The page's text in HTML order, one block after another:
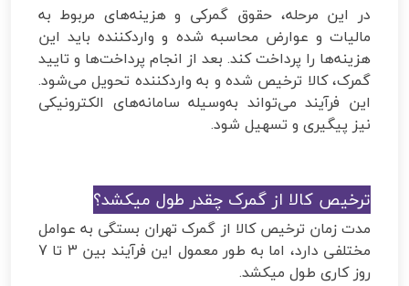
در این مرحله، حقوق گمرکی و هزینه‌های مربوط به
مالیات و عوارض محاسبه شده و واردکننده باید این
هزینه‌ها را پرداخت کند. بعد از انجام پرداخت‌ها و تایید
گمرک، کالا ترخیص شده و به واردکننده تحویل می‌شود.
این فرآیند می‌تواند به‌وسیله سامانه‌های الکترونیکی
نیز پیگیری و تسهیل شود.
ترخیص کالا از گمرک چقدر طول میکشد؟
مدت زمان ترخیص کالا از گمرک تهران بستگی به عوامل
مختلفی دارد، اما به طور معمول این فرآیند بین 3 تا 7
روز کاری طول میکشد.